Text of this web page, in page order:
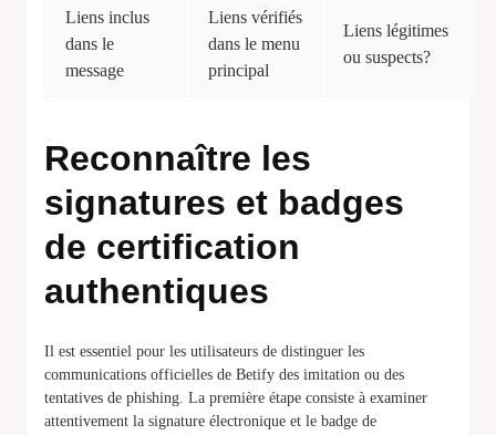
Liens inclus
dans le
message
Liens vérifiés
dans le menu
principal
Liens légitimes
ou suspects?
Reconnaître les
signatures et badges
de certification
authentiques
Il est essentiel pour les utilisateurs de distinguer les
communications officielles de Betify des imitation ou des
tentatives de phishing. La première étape consiste à examiner
attentivement la signature électronique et le badge de